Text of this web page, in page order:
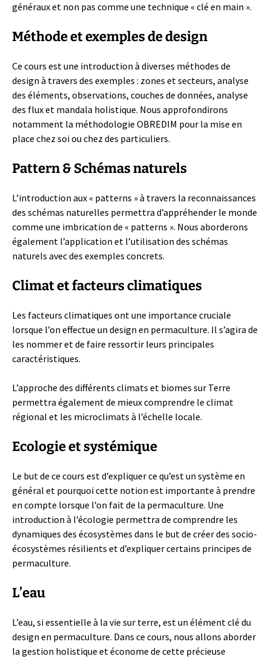
généraux et non pas comme une technique « clé en main ».
Méthode et exemples de design
Ce cours est une introduction à diverses méthodes de
design à travers des exemples : zones et secteurs, analyse
des éléments, observations, couches de données, analyse
des flux et mandala holistique. Nous approfondirons
notamment la méthodologie OBREDIM pour la mise en
place chez soi ou chez des particuliers.
Pattern & Schémas naturels
L’introduction aux « patterns » à travers la reconnaissances
des schémas naturelles permettra d’appréhender le monde
comme une imbrication de « patterns ». Nous aborderons
également l’application et l’utilisation des schémas
naturels avec des exemples concrets.
Climat et facteurs climatiques
Les facteurs climatiques ont une importance cruciale
lorsque l’on effectue un design en permaculture. Il s’agira de
les nommer et de faire ressortir leurs principales
caractéristiques.
L’approche des différents climats et biomes sur Terre
permettra également de mieux comprendre le climat
régional et les microclimats à l’échelle locale.
Ecologie et systémique
Le but de ce cours est d’expliquer ce qu’est un système en
général et pourquoi cette notion est importante à prendre
en compte lorsque l’on fait de la permaculture. Une
introduction à l’écologie permettra de comprendre les
dynamiques des écosystèmes dans le but de créer des socio-
écosystèmes résilients et d’expliquer certains principes de
permaculture.
L’eau
L’eau, si essentielle à la vie sur terre, est un élément clé du
design en permaculture. Dans ce cours, nous allons aborder
la gestion holistique et économe de cette précieuse